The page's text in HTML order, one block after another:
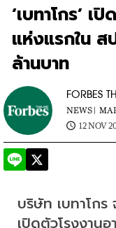
‘เบทาโกร’ เ
แห่งแรกใน
ล้านบาท
FORBES
NEWS |
12 NOV
บริษัท เบทาโกร
เปิดตัวโรงงาน